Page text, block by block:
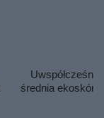
średnia ekoskóra